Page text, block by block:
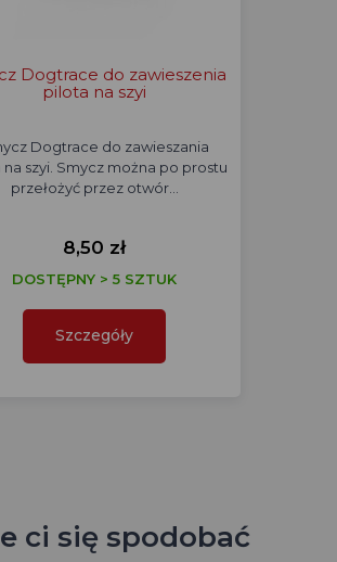
Dogtrace do zawieszenia
pilota na szyi
Dogtrace do zawieszania
na szyi. Smycz można po prostu
przełożyć przez otwór…
8,50 zł
DOSTĘPNY > 5 SZTUK
Szczegóły
ci się spodobać